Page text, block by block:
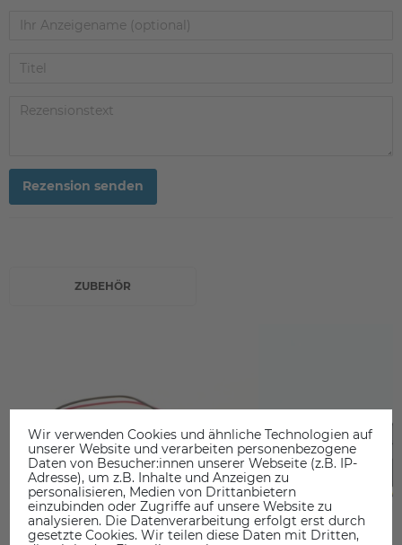
Rezension senden
ZUBEHÖR
Wir verwenden Cookies und ähnliche Technologien auf
unserer Website und verarbeiten personenbezogene
Daten von Besucher:innen unserer Webseite (z.B. IP-
Adresse), um z.B. Inhalte und Anzeigen zu
personalisieren, Medien von Drittanbietern
einzubinden oder Zugriffe auf unsere Website zu
analysieren. Die Datenverarbeitung erfolgt erst durch
gesetzte Cookies. Wir teilen diese Daten mit Dritten,